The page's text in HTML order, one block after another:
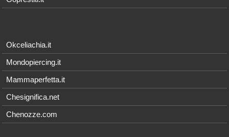
Okceliachia.it
Mondopiercing.it
Mammaperfetta.it
Chesignifica.net
Chenozze.com